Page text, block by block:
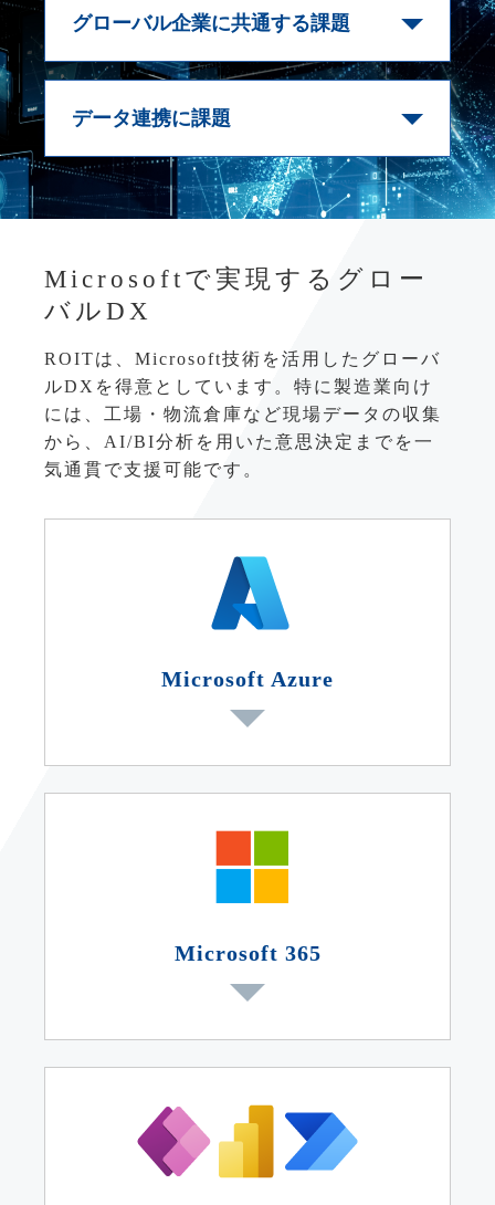
グローバル企業に共通する課題
国・地域による業務プロセスのば
らつき:現場レベルでシステムや手
質に影響。
サプライチェーンの可視化不足:
報が分断され、需要予測や在庫最適
連携コストの増大:
規制の違いにより、コミュニケーシ
ョンや意思決定に時間がかかる。
データ連携に課題
リアルタイム経営意思決定：IoT
やAIを活用して生産ラインや在庫デ
判断をスピードアップ。
生産性と品質の向上：
MESやRPA
集・分析により、ボトルネックを特
定し継続的な改善を実施。
サプライチェーン全体の最適化：
Dynamics 365やPower BIなどのツー
ルでサプライチェーンを可視化し、
組織のサイロ化防止 & ガバナン
Microsoft 365やTeamsなど
盤を確立し、統制と柔軟性の両立を
Microsoftで実現するグロー
バルDX
ROITは、Microsoft技術を活用したグローバ
ルDXを得意としています。特に製造業向け
には、工場・物流倉庫など現場データの収集
から、AI/BI分析を用いた意思決定までを一
気通貫で支援可能です。
Microsoft Azure
Microsoft 365